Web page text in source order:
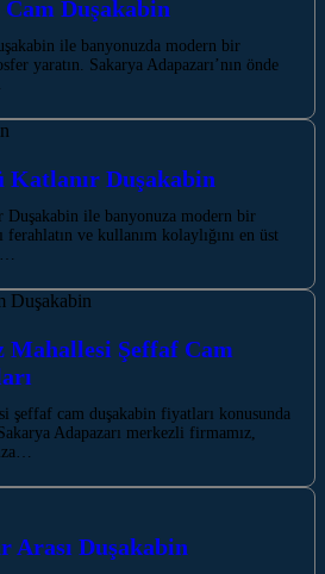
Duşakabin
ile banyonuzda modern bir
yaratın. Sakarya Adapazarı’nın önde
Katlanır Duşakabin
Duşakabin ile banyonuza modern bir
ferahlatın ve kullanım kolaylığını en üst
Mahallesi Şeffaf Cam
şeffaf cam duşakabin fiyatları konusunda
Adapazarı merkezli firmamız,
Arası Duşakabin